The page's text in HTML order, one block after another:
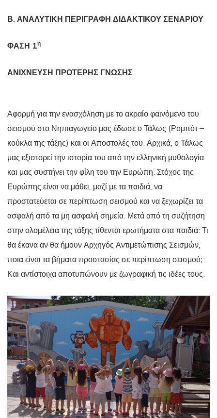
Β. ΑΝΑΛΥΤΙΚΗ ΠΕΡΙΓΡΑΦΗ ΔΙΔΑΚΤΙΚΟΥ ΣΕΝΑΡΙΟΥ
ΦΑΣΗ 1η
ΑΝΙΧΝΕΥΣΗ ΠΡΟΤΕΡΗΣ ΓΝΩΣΗΣ
Αφορμή για την ενασχόληση με το ακραίο φαινόμενο του
σεισμού στο Νηπιαγωγείο μας έδωσε ο Τάλως (Ρομπότ –
κούκλα της τάξης) και οι Αποστολές του. Αρχικά, ο Τάλως
μας εξιστορεί την ιστορία του από την ελληνική μυθολογία
και μας συστήνει την φίλη του την Ευρώπη. Στόχος της
Ευρώπης είναι να μάθει, μαζί με τα παιδιά, να
προστατεύεται σε περίπτωση σεισμού και να ξεχωρίζει τα
ασφαλή από τα μη ασφαλή σημεία. Μετά από τη συζήτηση
στην ολομέλεια της τάξης τίθενται ερωτήματα στα παιδιά: Τι
θα έκανα αν θα ήμουν Αρχηγός Αντιμετώπισης Σεισμών,
ποια είναι τα βήματα προστασίας σε περίπτωση σεισμού;
Και αντίστοιχα αποτυπώνουν με ζωγραφική τις ιδέες τους.